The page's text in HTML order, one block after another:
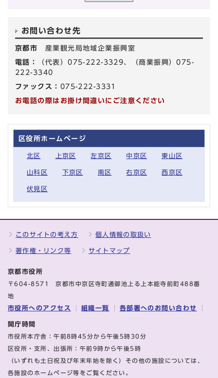
お問い合わせ先
京都市 産業観光局地域企業振興室
電話：
（代表）075-222-3329、（商業振興）075-
222-3340
ファックス： 075-222-3331
お電話の際はお掛け間違いにご注意ください
区役所ホームページ
北区 上京区 左京区 中京区 東山区
山科区 下京区 南区 右京区 西京区
伏見区
このサイトの考え方 個人情報の取扱い
著作権・リンク等 サイトマップ
京都市役所
〒604-8571 京都市中京区寺町通御池上る上本能寺前町488番
地
市役所へのアクセス 組織一覧 各部署へのお問い合わせ
開庁時間
市役所本庁舎：午前8時45分から午後5時30分
区役所・支所、出張所：午前9時から午後5時
（いずれも土日祝及び年末年始を除く）その他の施設については、
各施設のホームページ等をご覧ください。